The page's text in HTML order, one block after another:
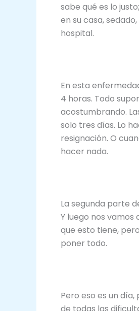
sabe qué es lo
en su casa,
hospital.
En esta
4 horas. Todo
acostumbrando.
solo tres días. Lo
resignación. O
hacer nada.
La segunda parte
Y luego nos
que esto tiene,
poner todo.
Pero eso es un